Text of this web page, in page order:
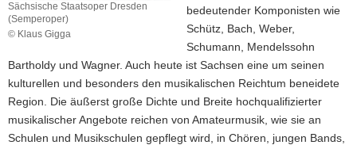
f
e
d
e
N
a
v
o
n
Sächsische Staatsoper Dresden
(Semperoper)
© Klaus Gigga
Staatsoper
Dresden
bedeutender Komponisten wie
Schütz, Bach, Weber,
Schumann, Mendelssohn
Bartholdy und Wagner. Auch heute ist Sachsen eine um seinen
kulturellen und besonders den musikalischen Reichtum beneidete
Region. Die äußerst große Dichte und Breite hochqualifizierter
musikalischer Angebote reichen von Amateurmusik, wie sie an
Schulen und Musikschulen gepflegt wird, in Chören, jungen Bands,